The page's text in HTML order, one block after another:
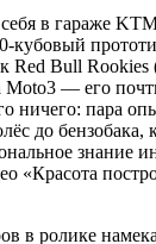
в гараже
кубовый
Red Bull Rookies
Moto3 — его
ничего: пара
до бензобака,
знание
«Красота
в ролике